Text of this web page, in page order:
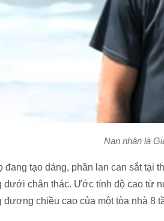
Nạn nhân là
đang tạo dáng, phần lan can sắt tại
dưới chân thác. Ước tính độ cao từ
đương chiều cao của một tòa nhà 8